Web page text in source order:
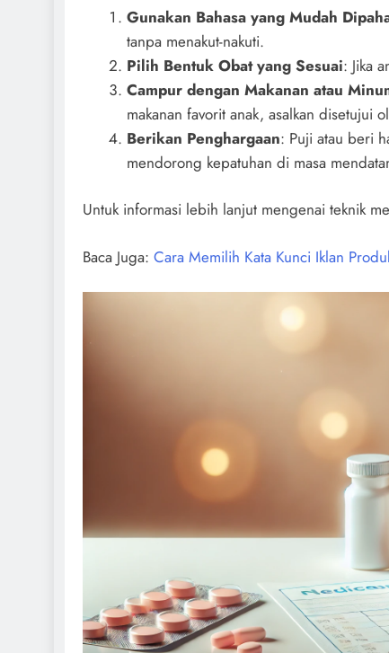
Gunakan Bahasa yang Mudah
tanpa menakut-nakuti.
Pilih Bentuk Obat yang Sesuai: Jika
Campur dengan Makanan atau
makanan favorit anak, asalkan disetujui
Berikan Penghargaan: Puji atau beri
mendorong kepatuhan di masa
Untuk informasi lebih lanjut mengenai teknik
Baca Juga: Cara Memilih Kata Kunci Iklan